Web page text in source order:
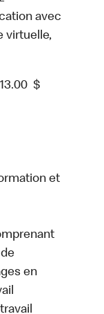
avec
virtuelle,
13.00 $
et
en